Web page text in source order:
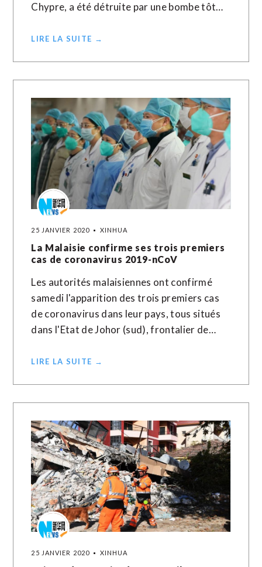
Chypre, a été détruite par une bombe tôt…
LIRE LA SUITE →
25 JANVIER 2020 XINHUA
La Malaisie confirme ses trois premiers
cas de coronavirus 2019-nCoV
Les autorités malaisiennes ont confirmé
samedi l'apparition des trois premiers cas
de coronavirus dans leur pays, tous situés
dans l'Etat de Johor (sud), frontalier de…
LIRE LA SUITE →
25 JANVIER 2020 XINHUA